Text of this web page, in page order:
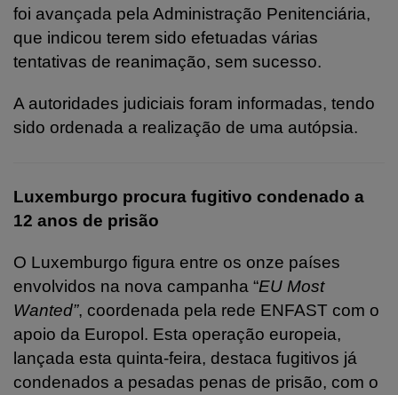
foi avançada pela Administração Penitenciária,
que indicou terem sido efetuadas várias
tentativas de reanimação, sem sucesso.
A autoridades judiciais foram informadas, tendo
sido ordenada a realização de uma autópsia.
Luxemburgo procura fugitivo condenado a
12 anos de prisão
O Luxemburgo figura entre os onze países
envolvidos na nova campanha “EU Most
Wanted”, coordenada pela rede ENFAST com o
apoio da Europol. Esta operação europeia,
lançada esta quinta-feira, destaca fugitivos já
condenados a pesadas penas de prisão, com o